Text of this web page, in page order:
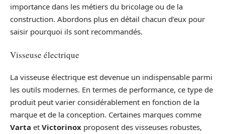
importance dans les métiers du bricolage ou de la
construction. Abordons plus en détail chacun d’eux pour
saisir pourquoi ils sont recommandés.
Visseuse électrique
La visseuse électrique est devenue un indispensable parmi
les outils modernes. En termes de performance, ce type de
produit peut varier considérablement en fonction de la
marque et de la conception. Certaines marques comme
Varta et Victorinox proposent des visseuses robustes,